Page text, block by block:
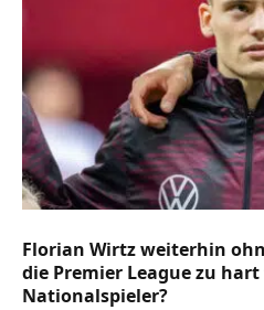
Florian Wirtz weiterhin
die Premier League zu
Nationalspieler?